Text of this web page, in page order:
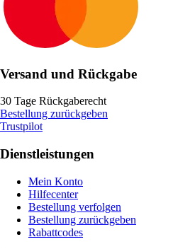
Versand und Rückgabe
30 Tage Rückgaberecht
Bestellung zurückgeben
Trustpilot
Dienstleistungen
Mein Konto
Hilfecenter
Bestellung verfolgen
Bestellung zurückgeben
Rabattcodes